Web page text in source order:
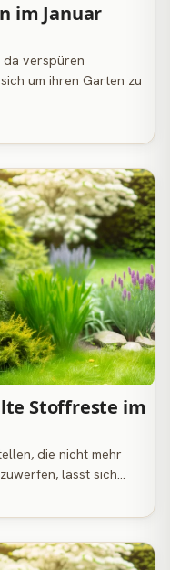
im Januar
da verspüren
um ihren Garten zu
Stoffreste im
die nicht mehr
lässt sich…